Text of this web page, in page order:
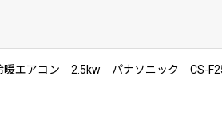
暖エアコン 2.5kw パナソニック CS-